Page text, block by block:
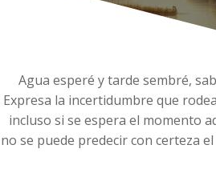
Agua esperé y tarde sembré,
Expresa la incertidumbre que
incluso si se espera el momento
no se puede predecir con certeza